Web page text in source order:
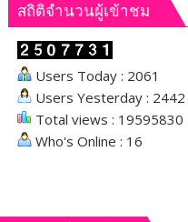
สถิติจำนวนผู้เข้าชม
Users Today : 2061
Users Yesterday : 2442
Total views : 19595830
Who's Online : 16